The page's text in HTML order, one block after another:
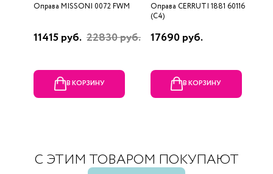
Оправа MISSONI 0072 FWM
11415 руб. 22830 руб.
В КОРЗИНУ
Оправа CERRUTI 1881 60116
(C4)
17690 руб.
В КОРЗИНУ
С ЭТИМ ТОВАРОМ ПОКУПАЮТ